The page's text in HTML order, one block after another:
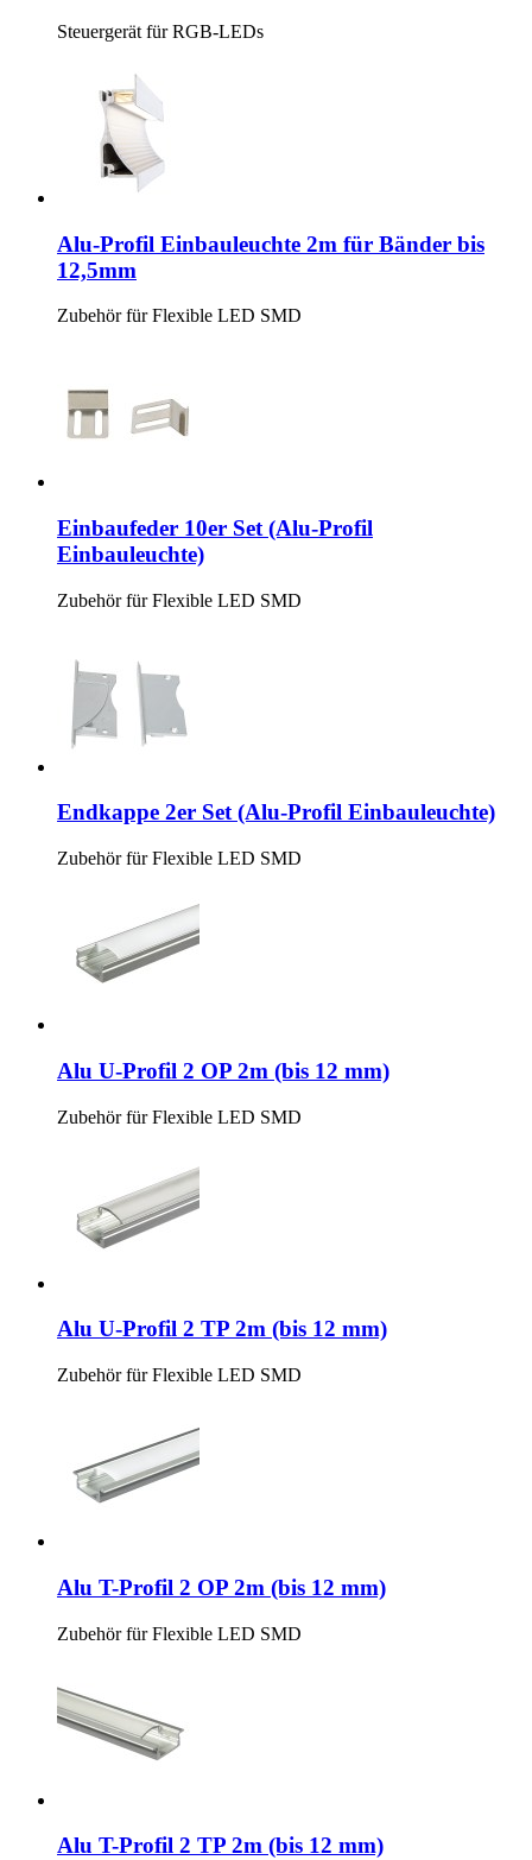
Steuergerät für RGB-LEDs
Alu-Profil Einbauleuchte 2m für Bänder bis
12,5mm
Zubehör für Flexible LED SMD
Einbaufeder 10er Set (Alu-Profil
Einbauleuchte)
Zubehör für Flexible LED SMD
Endkappe 2er Set (Alu-Profil Einbauleuchte)
Zubehör für Flexible LED SMD
Alu U-Profil 2 OP 2m (bis 12 mm)
Zubehör für Flexible LED SMD
Alu U-Profil 2 TP 2m (bis 12 mm)
Zubehör für Flexible LED SMD
Alu T-Profil 2 OP 2m (bis 12 mm)
Zubehör für Flexible LED SMD
Alu T-Profil 2 TP 2m (bis 12 mm)